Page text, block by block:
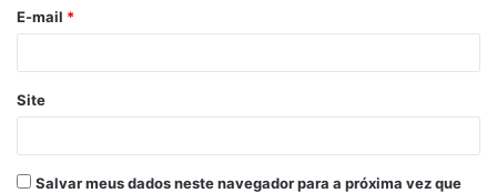
*
E-mail *
Site
Salvar meus dados neste navegador para a próxima vez que